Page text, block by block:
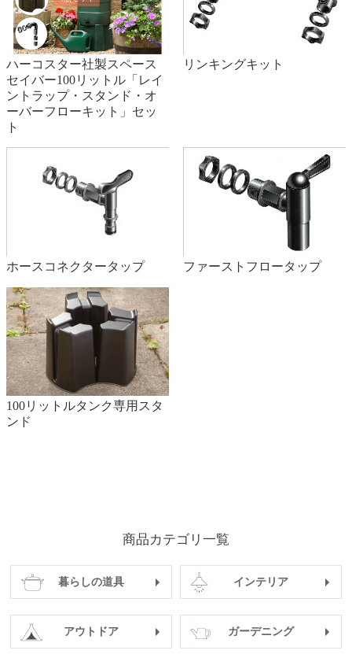
ハーコスター社製スペース
セイバー100リットル「レイ
ントラップ・スタンド・オ
ーバーフローキット」セッ
ト
リンキングキット
ホースコネクタータップ ファーストフロータップ
100リットルタンク専用スタ
ンド
商品カテゴリ一覧
暮らしの道具 インテリア
アウトドア ガーデニング